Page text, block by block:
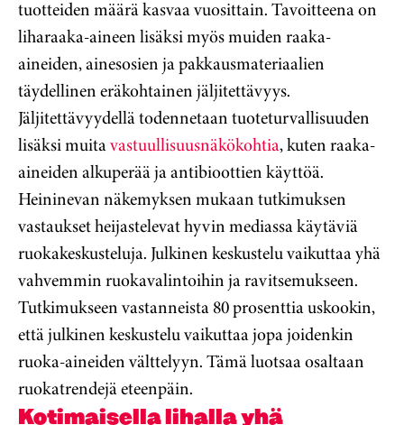
tuotteiden määrä kasvaa vuosittain. Tavoitteena on
liharaaka-aineen lisäksi myös muiden raaka-
aineiden, ainesosien ja pakkausmateriaalien
täydellinen eräkohtainen jäljitettävyys.
Jäljitettävyydellä todennetaan tuoteturvallisuuden
lisäksi muitavastuullisuusnäkökohtia, kuten raaka-
aineiden alkuperää ja antibioottien käyttöä.
Heininevan näkemyksen mukaan tutkimuksen
vastaukset heijastelevat hyvin mediassa käytäviä
ruokakeskusteluja. Julkinen keskustelu vaikuttaa yhä
vahvemmin ruokavalintoihin ja ravitsemukseen.
Tutkimukseen vastanneista 80 prosenttia uskookin,
että julkinen keskustelu vaikuttaa jopa joidenkin
ruoka-aineiden välttelyyn. Tämä luotsaa osaltaan
ruokatrendejä eteenpäin.
Kotimaisella lihalla yhä